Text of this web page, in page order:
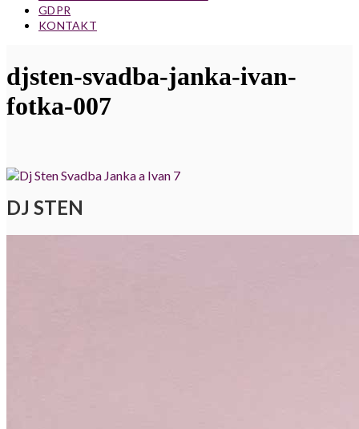
GDPR
KONTAKT
djsten-svadba-janka-ivan-
fotka-007
DJ STEN